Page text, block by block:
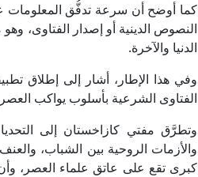
كما أوضح أن سرعة تدفُّق المعلومات
النصوص الدينية أو إصدار الفتاوى،
الدنيا والآخرة.
الفتاوى الشرعية بأسلوب يواكب
وتطرَّق مفتي كازاخستان إلى
والأزمات الروحية بين الشباب،
كبرى تقع على عاتق علماء العصر،